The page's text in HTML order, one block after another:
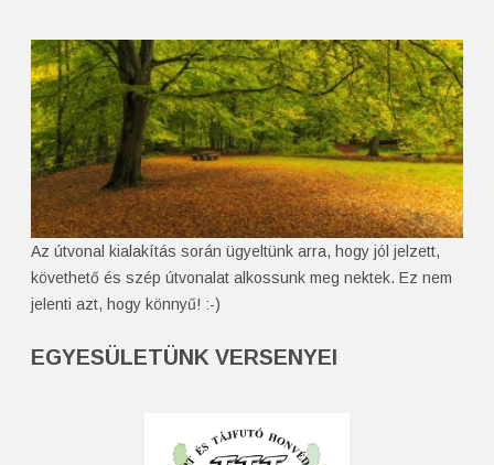
Az útvonal kialakítás során ügyeltünk arra, hogy jól jelzett,
követhető és szép útvonalat alkossunk meg nektek. Ez nem
jelenti azt, hogy könnyű! :-)
EGYESÜLETÜNK VERSENYEI